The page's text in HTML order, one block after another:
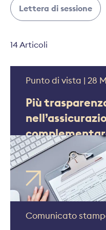
Lettera di sessione
14 Articoli
Punto di vista | 28
Più
Comunicato